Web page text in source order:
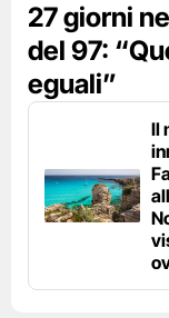
27 giorni
del 97:
eguali”
Il